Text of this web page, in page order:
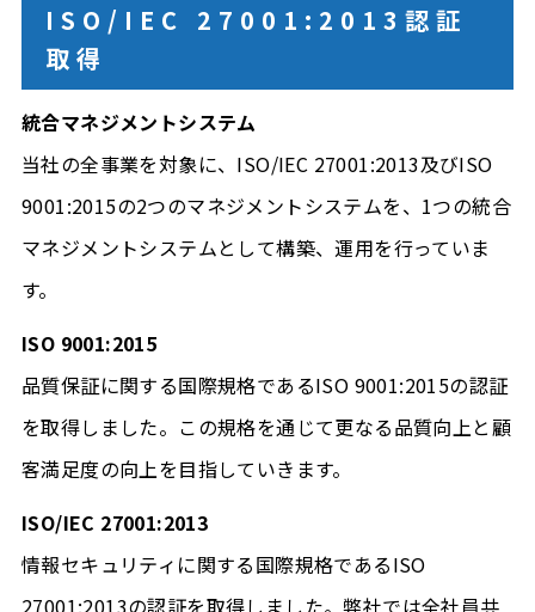
ISO/IEC 27001:2013認証
取得
統合マネジメントシステム
当社の全事業を対象に、ISO/IEC 27001:2013及びISO
9001:2015の2つのマネジメントシステムを、1つの統合
マネジメントシステムとして構築、運用を行っていま
す。
ISO 9001:2015
品質保証に関する国際規格であるISO 9001:2015の認証
を取得しました。この規格を通じて更なる品質向上と顧
客満足度の向上を目指していきます。
ISO/IEC 27001:2013
情報セキュリティに関する国際規格であるISO
27001:2013の認証を取得しました。弊社では全社員共